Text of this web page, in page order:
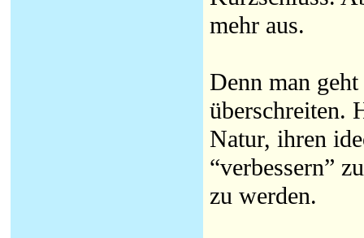
mehr aus.
Denn man
überschreiten.
Natur, ihren
“verbessern”
zu werden.